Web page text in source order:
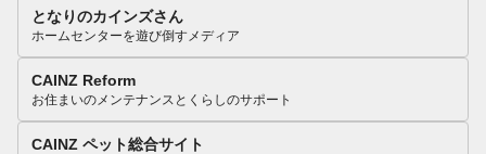
となりのカインズさん
ホームセンターを遊び倒すメディア
CAINZ Reform
お住まいのメンテナンスとくらしのサポート
CAINZ ペット総合サイト